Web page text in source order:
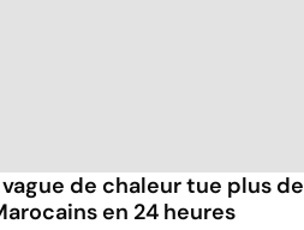
vague de chaleur tue plus de
en 24 heures